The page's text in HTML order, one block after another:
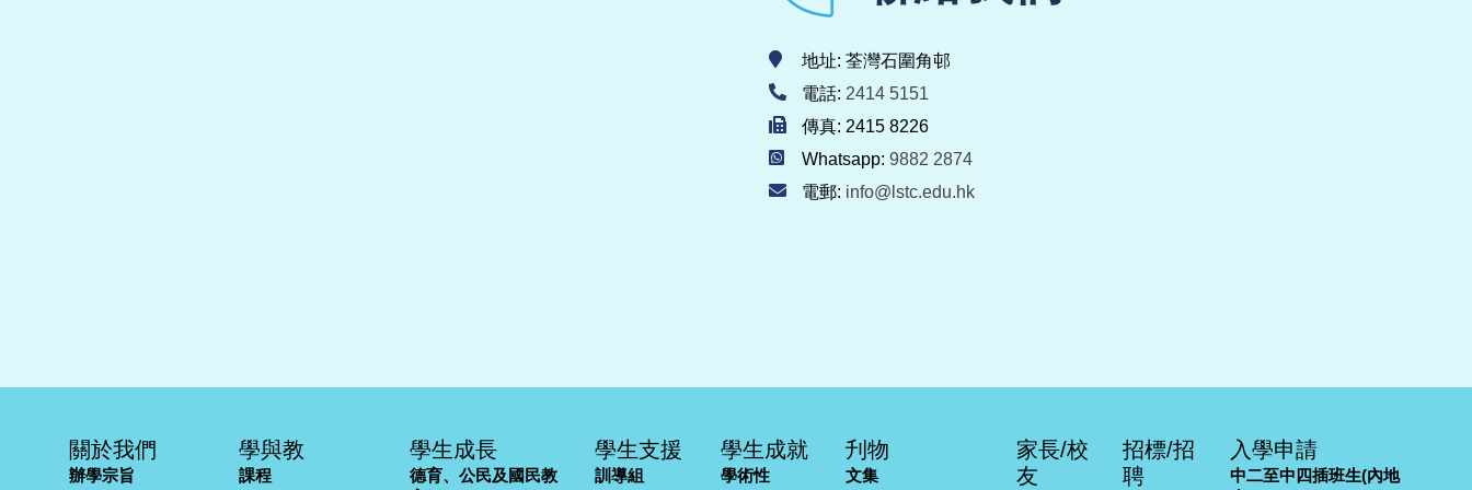
地址: 荃灣石圍角邨
電話: 2414 5151
傳真: 2415 8226
Whatsapp: 9882 2874
電郵: info@lstc.edu.hk
關於我們
辦學宗旨
學與教
課程
學生成長
德育、公民及國民教
學生支援
訓導組
學生成就
學術性
刋物
文集
家長/校
友
招標/招
聘
入學申請
中二至中四插班生(內地